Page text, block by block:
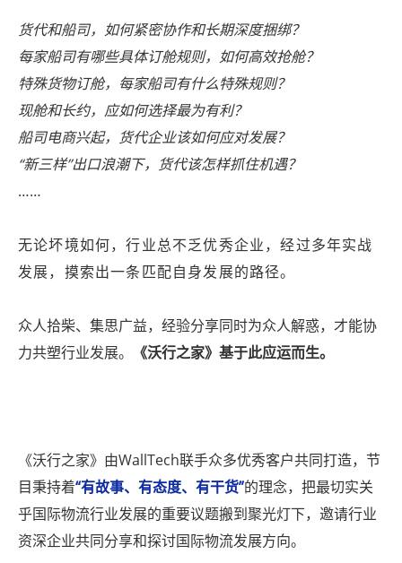
货代和船司，如何紧密协作和长期深度捆绑？
每家船司有哪些具体订舱规则，如何高效抢舱？
特殊货物订舱，每家船司有什么特殊规则？
现舱和长约，应如何选择最为有利？
船司电商兴起，货代企业该如何应对发展？
“新三样”出口浪潮下，货代该怎样抓住机遇？
……
无论坏境如何，行业总不乏优秀企业，经过多年实战
发展，摸索出一条匹配自身发展的路径。
众人拾柴、集思广益，经验分享同时为众人解惑，才能协
力共塑行业发展。
《沃行之家》基于此应运而生。
《沃行之家》由WallTech联手众多优秀客户共同打造，节
目秉持着“有故事、有态度、有干货”的理念，把最切实关
乎国际物流行业发展的重要议题搬到聚光灯下，邀请行业
资深企业共同分享和探讨国际物流发展方向。